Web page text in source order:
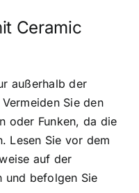
Ceramic
außerhalb der
Sie den
oder Funken, da die
Lesen Sie vor dem
auf der
und befolgen Sie